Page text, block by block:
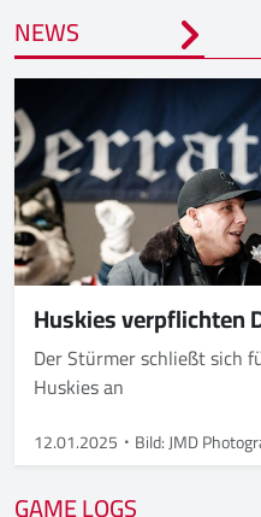
NEWS
Huskies verpflichten
Der Stürmer schließt sich
Huskies an
12.01.2025 Bild: JMD